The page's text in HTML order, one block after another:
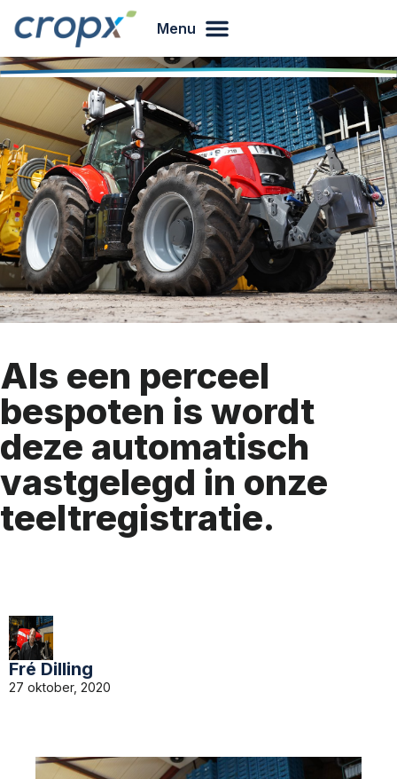
Menu
Als een perceel
bespoten is wordt
deze automatisch
vastgelegd in onze
teeltregistratie.
Fré Dilling
27 oktober, 2020